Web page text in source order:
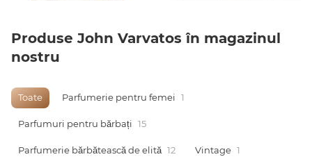
de lei
Produse John Varvatos în magazinul
nostru
Toate Parfumerie pentru femei 1
Parfumuri pentru bărbați 15
Parfumerie bărbătească de elită 12 Vintage 1